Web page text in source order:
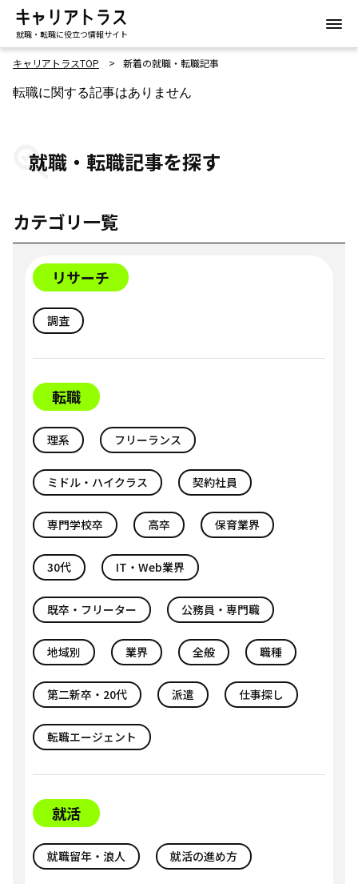
就職・転職に役立つ情報サイト
キャリアトラスTOP 新着の就職・転職記事
転職に関する記事はありません
就職・転職記事を探す
カテゴリ一覧
リサーチ
調査
転職
理系 フリーランス
ミドル・ハイクラス 契約社員
専門学校卒 高卒 保育業界
30代 IT・Web業界
既卒・フリーター 公務員・専門職
地域別 業界 全般 職種
第二新卒・20代 派遣 仕事探し
転職エージェント
就活
就職留年・浪人 就活の進め方